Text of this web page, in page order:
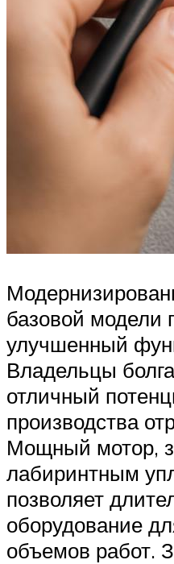
базовой модели
улучшенный
Владельцы
отличный
производства
Мощный мотор,
лабиринтным
позволяет
оборудование
объемов работ.